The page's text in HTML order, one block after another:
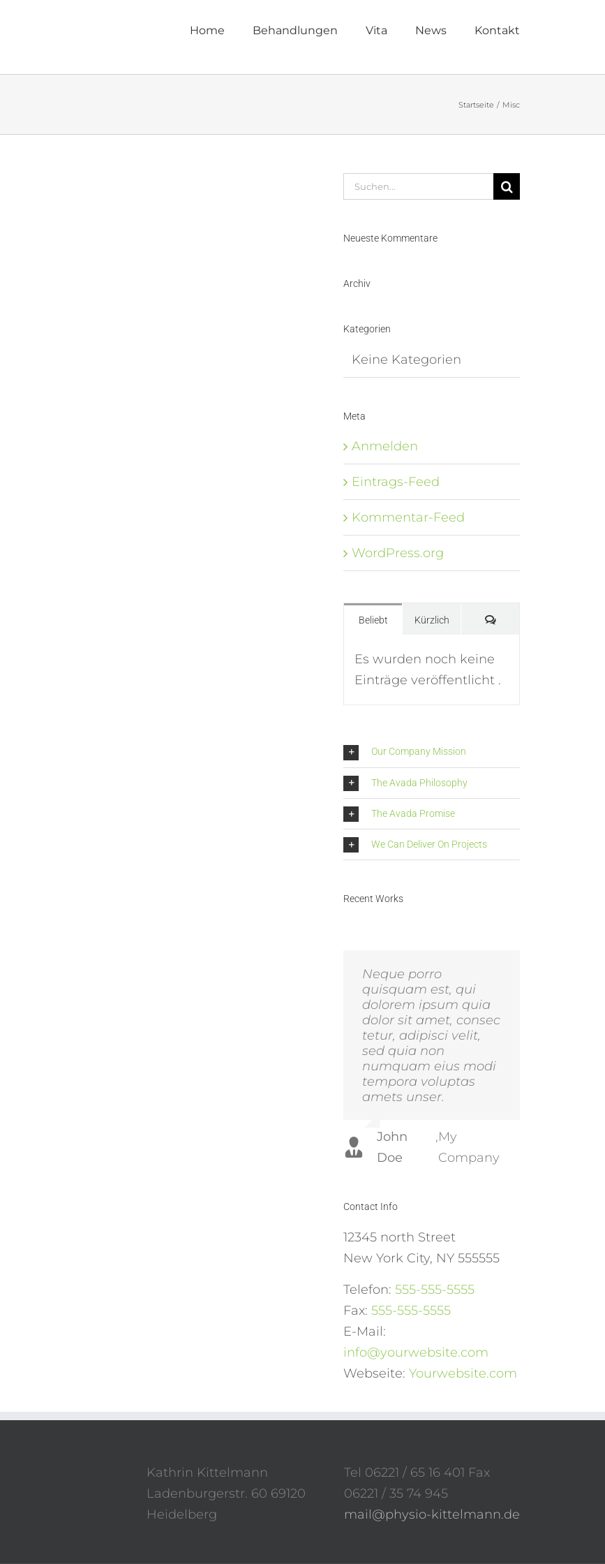
Home Behandlungen Vita News Kontakt
Startseite Misc
Suche
nach:
Neueste Kommentare
Archiv
Kategorien
Keine Kategorien
Meta
Anmelden
Eintrags-Feed
Kommentar-Feed
WordPress.org
Beliebt Kürzlich Kommentare
Es wurden noch keine
Einträge veröffentlicht .
Our Company Mission
The Avada Philosophy
The Avada Promise
We Can Deliver On Projects
Recent Works
Neque porro
quisquam est, qui
dolorem ipsum quia
dolor sit amet, consec
tetur, adipisci velit,
sed quia non
numquam eius modi
tempora voluptas
amets unser.
John
Doe
,My
Company
Aliquam erat
volutpat. Quisque at
est id ligula facilisis
laoreet eget pulvinar
nibh. Suspendisse at
ultrices dui. Curabitur
ac felis arcu sadips
ipsums fugiats nemis.
Beck
Fusion
Contact Info
12345 north Street
New York City, NY 555555
Telefon: 555-555-5555
Fax: 555-555-5555
E-Mail:
info@yourwebsite.com
Webseite: Yourwebsite.com
Kathrin Kittelmann
Ladenburgerstr. 60 69120
Heidelberg
Tel 06221 / 65 16 401 Fax
06221 / 35 74 945
mail@physio-kittelmann.de